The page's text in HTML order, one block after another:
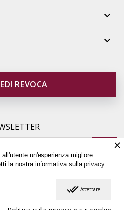


REVOCA
×
un'esperienza migliore.
la nostra informativa sullaprivacy.
done_all Accettare